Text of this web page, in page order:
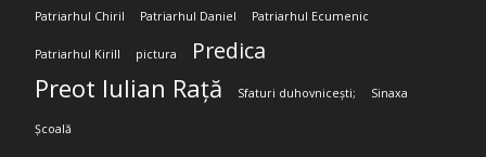
Patriarhul Chiril Patriarhul Daniel Patriarhul Ecumenic
Patriarhul Kirill pictura Predica
Preot Iulian Rață Sfaturi duhovnicești; Sinaxa
Școală